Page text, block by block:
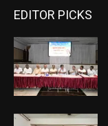
EDITOR PICKS